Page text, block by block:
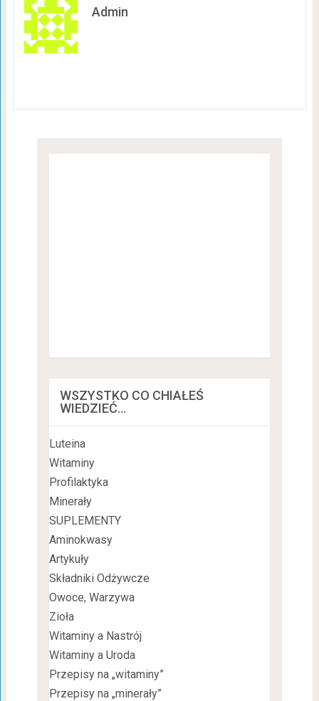
Admin
WSZYSTKO CO CHIAŁEŚ
WIEDZIEĆ…
Luteina
Witaminy
Profilaktyka
Minerały
SUPLEMENTY
Aminokwasy
Artykuły
Składniki Odżywcze
Owoce, Warzywa
Zioła
Witaminy a Nastrój
Witaminy a Uroda
Przepisy na „witaminy”
Przepisy na „minerały”